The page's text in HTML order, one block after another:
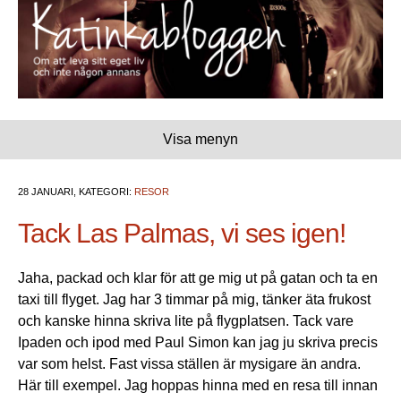
Visa menyn
28 JANUARI, KATEGORI: RESOR
Tack Las Palmas, vi ses igen!
Jaha, packad och klar för att ge mig ut på gatan och ta en
taxi till flyget. Jag har 3 timmar på mig, tänker äta frukost
och kanske hinna skriva lite på flygplatsen. Tack vare
Ipaden och ipod med Paul Simon kan jag ju skriva precis
var som helst. Fast vissa ställen är mysigare än andra.
Här till exempel. Jag hoppas hinna med en resa till innan